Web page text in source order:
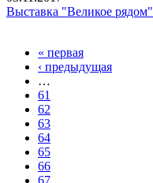
Выставка "Великое рядом"
Страницы
« первая
‹ предыдущая
…
61
62
63
64
65
66
67